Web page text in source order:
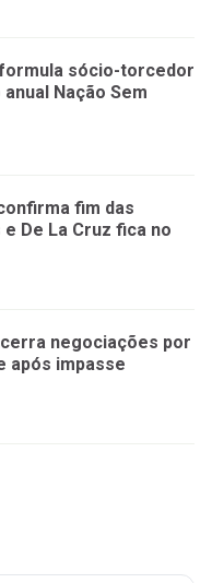
sócio-torcedor
Nação Sem
fim das
De La Cruz fica no
negociações por
após impasse